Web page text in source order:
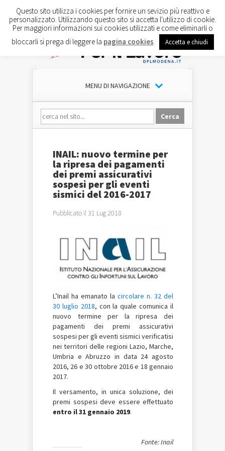
MENU DI NAVIGAZIONE
INAIL: nuovo termine per
la ripresa dei pagamenti
dei premi assicurativi
sospesi per gli eventi
sismici del 2016-2017
Pubblicato il 31 Lug 2018
L’Inail ha emanato la circolare n. 32 del
30 luglio 2018, con la quale comunica il
nuovo termine per la ripresa dei
pagamenti dei premi assicurativi
sospesi per gli eventi sismici verificatisi
nei territori delle regioni Lazio, Marche,
Umbria e Abruzzo in data 24 agosto
2016, 26 e 30 ottobre 2016 e 18 gennaio
2017.
Il versamento, in unica soluzione, dei
premi sospesi deve essere effettuato
entro il 31 gennaio 2019.
Fonte: Inail
Questo sito utilizza i cookies per fornire un sevizio più reattivo e
personalizzato. Utilizzando questo sito si accetta l'utilizzo di cookie.
Per maggiori informazioni sui cookies utilizzati e come eliminarli o
bloccarli si prega di leggere la pagina cookies Accetta e chiudi